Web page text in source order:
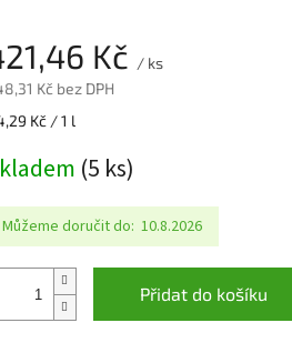
Kč / ks
Kč bez DPH
Kč / 1 l
(5 ks)
Můžeme doručit do: 10.8.2026
Přidat do košíku